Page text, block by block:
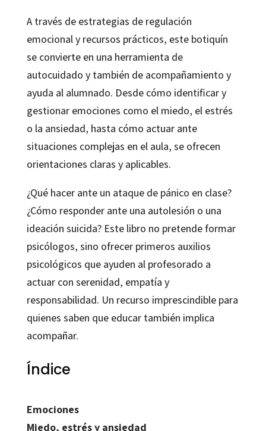
A través de estrategias de regulación
emocional y recursos prácticos, este botiquín
se convierte en una herramienta de
autocuidado y también de acompañamiento y
ayuda al alumnado. Desde cómo identificar y
gestionar emociones como el miedo, el estrés
o la ansiedad, hasta cómo actuar ante
situaciones complejas en el aula, se ofrecen
orientaciones claras y aplicables.
¿Qué hacer ante un ataque de pánico en clase?
¿Cómo responder ante una autolesión o una
ideación suicida? Este libro no pretende formar
psicólogos, sino ofrecer primeros auxilios
psicológicos que ayuden al profesorado a
actuar con serenidad, empatía y
responsabilidad. Un recurso imprescindible para
quienes saben que educar también implica
acompañar.
Índice
Emociones
Miedo, estrés y ansiedad